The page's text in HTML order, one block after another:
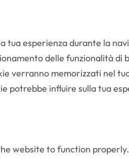
tua esperienza durante la
delle funzionalità
verranno memorizzati nel
potrebbe influire sulla tua
website to function